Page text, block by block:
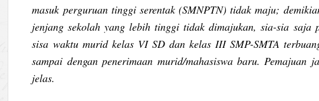
masuk perguruan tinggi serentak (SMNPTN) tidak maju;
jenjang sekolah yang lebih tinggi tidak dimajukan, sia-sia saja
sisa waktu murid kelas VI SD dan kelas III SMP-SMTA
sampai dengan penerimaan murid/mahasiswa baru. Pemajuan
jelas.